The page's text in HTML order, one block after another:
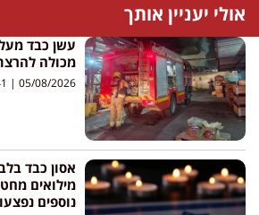
אולי יעניין אותך
עשן כבד
מכולה
05/08/2026
אסון כבד
נוספים נפצעו